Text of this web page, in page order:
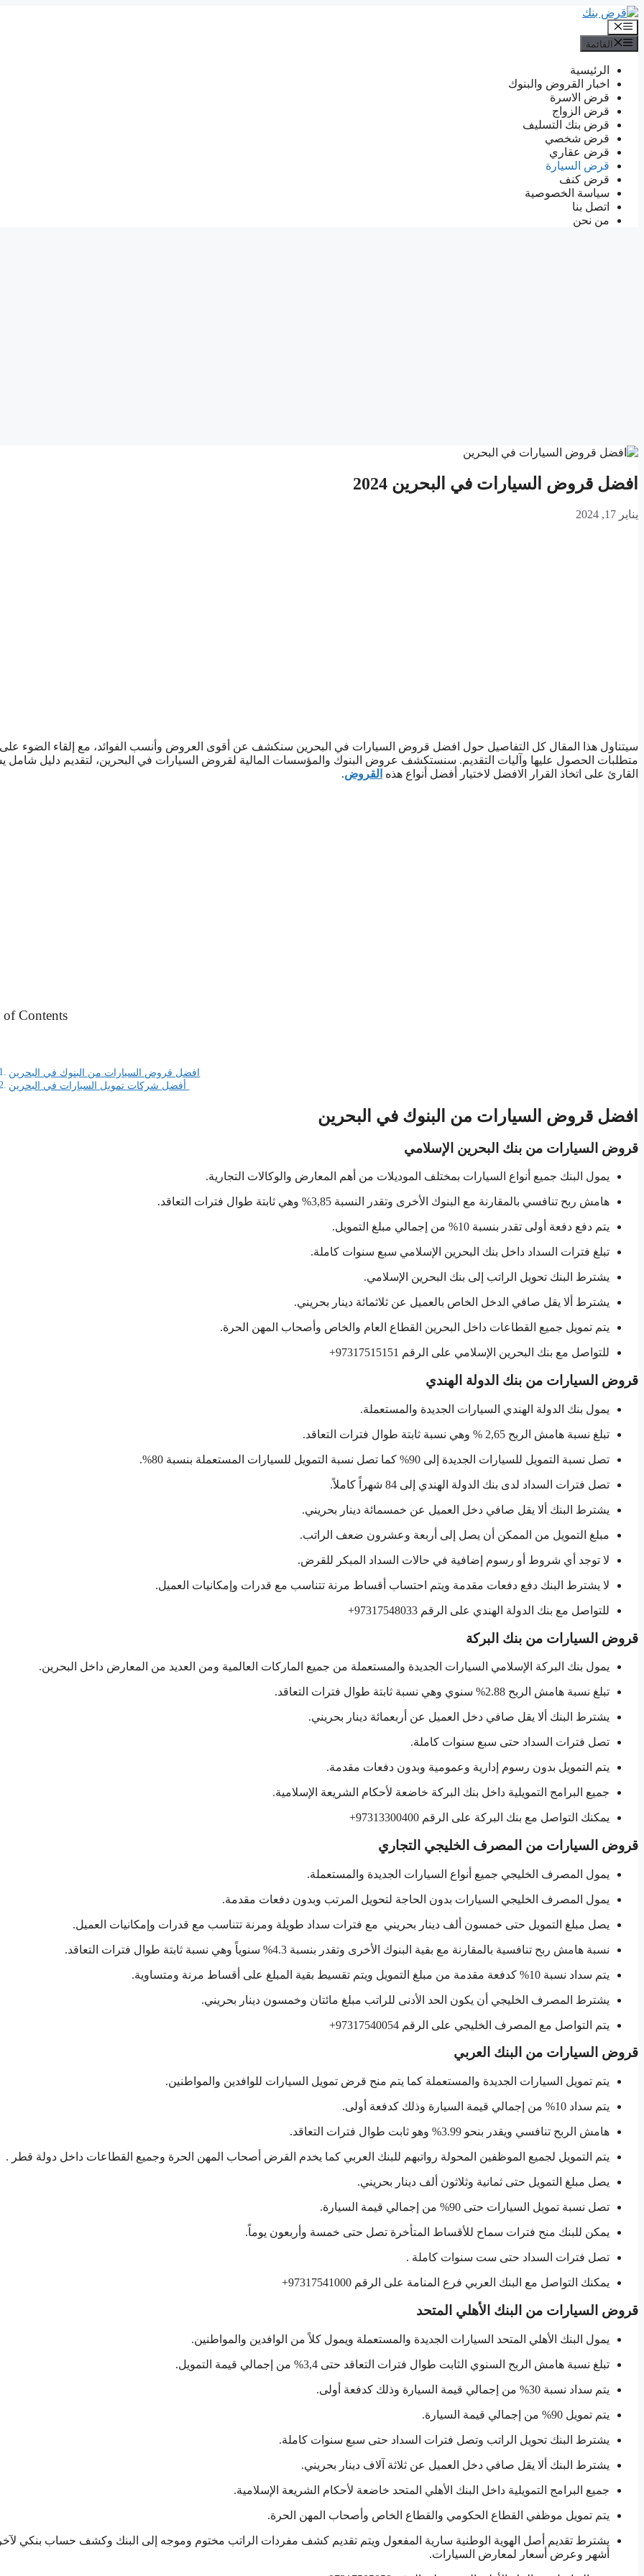
انتقل
إلى
المحتوى
القائمة
القائمة
الرئيسية
اخبار القروض والبنوك
قرض الاسرة
قرض الزواج
قرض بنك التسليف
قرض شخصي
قرض عقاري
قرض السيارة
قرض كنف
سياسة الخصوصية
اتصل بنا
من نحن
افضل قروض السيارات في البحرين 2024
يناير 17, 2024
سيتناول هذا المقال كل التفاصيل حول افضل قروض السيارات في البحرين سنكشف عن أقوى العروض وأنسب الفوائد، مع إلقاء الضوء على
متطلبات الحصول عليها وآليات التقديم. سنستكشف عروض البنوك والمؤسسات المالية لقروض السيارات في البحرين، لتقديم دليل شامل
القارئ على اتخاذ القرار الافضل لاختيار أفضل أنواع هذه القروض.
of Contents
افضل قروض السيارات من البنوك في البحرين
افضل قروض السيارات من البنوك في البحرين
قروض السيارات من بنك البحرين الإسلامي
يمول البنك جميع أنواع السيارات بمختلف الموديلات من أهم المعارض والوكالات التجارية.
هامش ربح تنافسي بالمقارنة مع البنوك الأخرى وتقدر النسبة 3,85% وهي ثابتة طوال فترات التعاقد.
يتم دفع دفعة أولى تقدر بنسبة 10% من إجمالي مبلغ التمويل.
تبلغ فترات السداد داخل بنك البحرين الإسلامي سبع سنوات كاملة.
يشترط البنك تحويل الراتب إلى بنك البحرين الإسلامي.
يشترط ألا يقل صافي الدخل الخاص بالعميل عن ثلاثمائة دينار بحريني.
يتم تمويل جميع القطاعات داخل البحرين القطاع العام والخاص وأصحاب المهن الحرة.
للتواصل مع بنك البحرين الإسلامي على الرقم 97317515151+
قروض السيارات من بنك الدولة الهندي
يمول بنك الدولة الهندي السيارات الجديدة والمستعملة.
تبلغ نسبة هامش الربح 2,65 % وهي نسبة ثابتة طوال فترات التعاقد.
تصل نسبة التمويل للسيارات الجديدة إلى 90% كما تصل نسبة التمويل للسيارات المستعملة بنسبة 80%.
تصل فترات السداد لدى بنك الدولة الهندي إلى 84 شهراً كاملاً.
يشترط البنك ألا يقل صافي دخل العميل عن خمسمائة دينار بحريني.
مبلغ التمويل من الممكن أن يصل إلى أربعة وعشرون ضعف الراتب.
لا توجد أي شروط أو رسوم إضافية في حالات السداد المبكر للقرض.
لا يشترط البنك دفع دفعات مقدمة ويتم احتساب أقساط مرنة تتناسب مع قدرات وإمكانيات العميل.
للتواصل مع بنك الدولة الهندي على الرقم 97317548033+
قروض السيارات من بنك البركة
يمول بنك البركة الإسلامي السيارات الجديدة والمستعملة من جميع الماركات العالمية ومن العديد من المعارض داخل البحرين.
تبلغ نسبة هامش الربح 2.88% سنوي وهي نسبة ثابتة طوال فترات التعاقد.
يشترط البنك ألا يقل صافي دخل العميل عن أربعمائة دينار بحريني.
تصل فترات السداد حتى سبع سنوات كاملة.
يتم التمويل بدون رسوم إدارية وعمومية وبدون دفعات مقدمة.
جميع البرامج التمويلية داخل بنك البركة خاضعة لأحكام الشريعة الإسلامية.
يمكنك التواصل مع بنك البركة على الرقم 97313300400+
قروض السيارات من المصرف الخليجي التجاري
يمول المصرف الخليجي جميع أنواع السيارات الجديدة والمستعملة.
يمول المصرف الخليجي السيارات بدون الحاجة لتحويل المرتب وبدون دفعات مقدمة.
يصل مبلغ التمويل حتى خمسون ألف دينار بحريني مع فترات سداد طويلة ومرنة تتناسب مع قدرات وإمكانيات العميل.
نسبة هامش ربح تنافسية بالمقارنة مع بقية البنوك الأخرى وتقدر بنسبة 4.3% سنوياً وهي نسبة ثابتة طوال فترات التعاقد.
يتم سداد نسبة 10% كدفعة مقدمة من مبلغ التمويل ويتم تقسيط بقية المبلغ على أقساط مرنة ومتساوية.
يشترط المصرف الخليجي أن يكون الحد الأدنى للراتب مبلغ مائتان وخمسون دينار بحريني.
يتم التواصل مع المصرف الخليجي على الرقم 97317540054+
قروض السيارات من البنك العربي
يتم تمويل السيارات الجديدة والمستعملة كما يتم منح قرض تمويل السيارات للوافدين والمواطنين.
يتم سداد 10% من إجمالي قيمة السيارة وذلك كدفعة أولى.
هامش الربح تنافسي ويقدر بنحو 3.99% وهو ثابت طوال فترات التعاقد.
يتم التمويل لجميع الموظفين المحولة رواتبهم للبنك العربي كما يخدم القرض أصحاب المهن الحرة وجميع القطاعات داخل دولة قطر .
يصل مبلغ التمويل حتى ثمانية وثلاثون ألف دينار بحريني.
تصل نسبة تمويل السيارات حتى 90% من إجمالي قيمة السيارة.
يمكن للبنك منح فترات سماح للأقساط المتأخرة تصل حتى خمسة وأربعون يوماً.
تصل فترات السداد حتى ست سنوات كاملة .
يمكنك التواصل مع البنك العربي فرع المنامة على الرقم 97317541000+
قروض السيارات من البنك الأهلي المتحد
يمول البنك الأهلي المتحد السيارات الجديدة والمستعملة ويمول كلاً من الوافدين والمواطنين.
تبلغ نسبة هامش الربح السنوي الثابت طوال فترات التعاقد حتى 3,4% من إجمالي قيمة التمويل.
يتم سداد نسبة 30% من إجمالي قيمة السيارة وذلك كدفعة أولى.
يتم تمويل 90% من إجمالي قيمة السيارة.
يشترط البنك تحويل الراتب وتصل فترات السداد حتى سبع سنوات كاملة.
يشترط البنك ألا يقل صافي دخل العميل عن ثلاثة آلاف دينار بحريني.
جميع البرامج التمويلية داخل البنك الأهلي المتحد خاضعة لأحكام الشريعة الإسلامية.
يتم تمويل موظفي القطاع الحكومي والقطاع الخاص وأصحاب المهن الحرة.
يشترط تقديم أصل الهوية الوطنية سارية المفعول ويتم تقديم كشف مفردات الراتب مختوم وموجه إلى البنك وكشف حساب بنكي لآخر
أشهر وعرض أسعار لمعارض السيارات.